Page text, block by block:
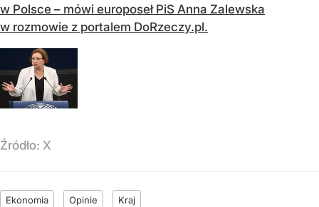
w Polsce – mówi europoseł PiS Anna Zalewska
w rozmowie z portalem DoRzeczy.pl.
Źródło: X
Ekonomia Opinie Kraj